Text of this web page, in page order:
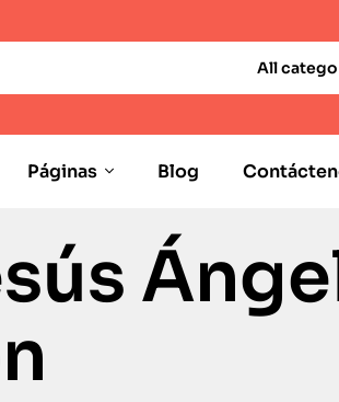
All
Páginas Blog